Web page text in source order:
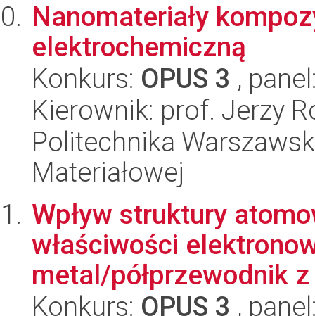
Nanomateriały
elektrochemiczną
Konkurs: OPUS 3 ,
Kierownik: prof. Jerzy
Politechnika
Materiałowej
Wpływ struktury
właściwości
metal/półprzewodnik
Konkurs: OPUS 3 ,